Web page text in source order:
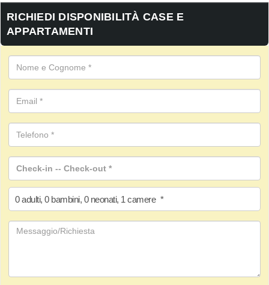
RICHIEDI DISPONIBILITÀ CASE E
APPARTAMENTI
0 adulti, 0 bambini, 0 neonati, 1 camere *